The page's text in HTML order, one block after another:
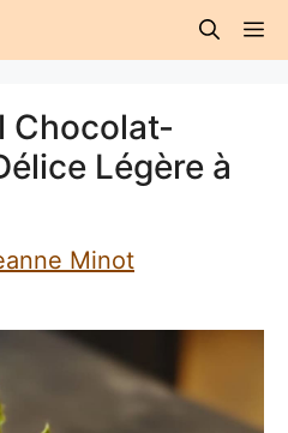
Chocolat-
Légère à
Minot